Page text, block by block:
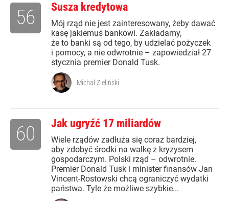
Susza kredytowa
Mój rząd nie jest zainteresowany, żeby dawać
kasę jakiemuś bankowi. Zakładamy,
że to banki są od tego, by udzielać pożyczek
i pomocy, a nie odwrotnie – zapowiedział 27
stycznia premier Donald Tusk.
56
Michał Zieliński
Jak ugryźć 17 miliardów
Wiele rządów zadłuża się coraz bardziej,
aby zdobyć środki na walkę z kryzysem
gospodarczym. Polski rząd – odwrotnie.
Premier Donald Tusk i minister finansów Jan
Vincent-Rostowski chcą ograniczyć wydatki
państwa. Tyle że możliwe szybkie...
60